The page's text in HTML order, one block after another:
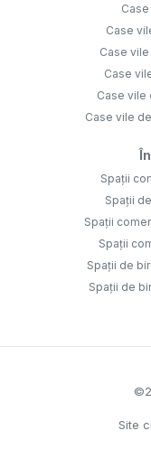
Case
Case
Case
Case vile
Case vile
Spații
Spații
Spații
Spații
Spații de
Spații de
©
Site